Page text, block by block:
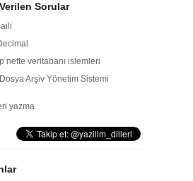
Sorular
nette veritabanı islemleri
Arşiv Yönetim Sistemi
yazma